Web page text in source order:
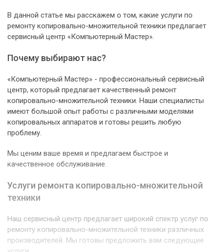
В данной статье мы расскажем о том, какие услуги по
ремонту копировально-множительной техники предлагает
сервисный центр «Компьютерный Мастер».
Почему выбирают нас?
«Компьютерный Мастер» - профессиональный сервисный
центр, который предлагает качественный ремонт
копировально-множительной техники. Наши специалисты
имеют большой опыт работы с различными моделями
копировальных аппаратов и готовы решить любую
проблему.
Мы ценим ваше время и предлагаем быстрое и
качественное обслуживание.
Услуги ремонта копировально-множительной
техники
Наш сервисный центр предлагает широкий спектр услуг по
ремонту копировально-множительной техники различных
производителей. Мы готовы предложить вам следующие